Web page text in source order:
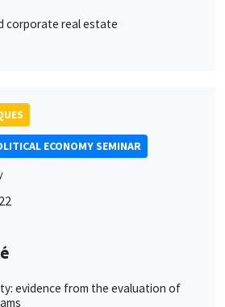
corporate real estate
ECONOMY SEMINAR
evidence from the evaluation of